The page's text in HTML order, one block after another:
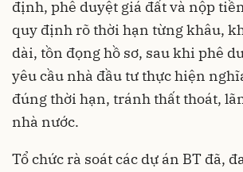
định, phê duyệt giá đất và nộp
quy định rõ thời hạn từng khâu,
dài, tồn đọng hồ sơ, sau khi phê
yêu cầu nhà đầu tư thực hiện
đúng thời hạn, tránh thất thoát,
nhà nước.
Tổ chức rà soát các dự án BT đã,